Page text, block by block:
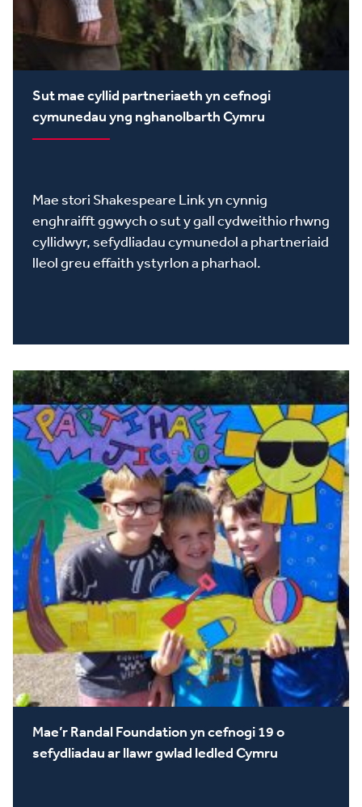
Sut mae cyllid partneriaeth yn cefnogi
cymunedau yng nghanolbarth Cymru
Mae stori Shakespeare Link yn cynnig
enghraifft ggwych o sut y gall cydweithio rhwng
cyllidwyr, sefydliadau cymunedol a phartneriaid
lleol greu effaith ystyrlon a pharhaol.
Mae’r Randal Foundation yn cefnogi 19 o
sefydliadau ar llawr gwlad ledled Cymru